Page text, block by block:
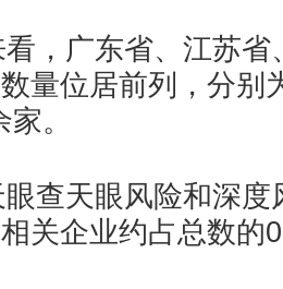
，广东省、江苏
量位居前列，分别
。
查天眼风险和深
关企业约占总数的